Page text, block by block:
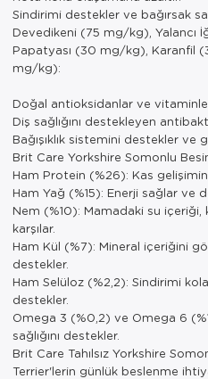
Sindirimi destekler ve bağırsak
Devedikeni (75 mg/kg), Yalancı
Papatyası (30 mg/kg), Karanfil
mg/kg):
Doğal antioksidanlar ve
Diş sağlığını destekleyen
Bağışıklık sistemini destekler ve
Brit Care Yorkshire Somonlu
Ham Protein (%26): Kas
Ham Yağ (%15): Enerji sağlar ve
Nem (%10): Mamadaki su içeriği,
karşılar.
Ham Kül (%7): Mineral içeriğini
destekler.
Ham Selüloz (%2,2): Sindirimi
destekler.
Omega 3 (%0,2) ve Omega 6
sağlığını destekler.
Brit Care Tahılsız Yorkshire
Terrier'lerin günlük beslenme